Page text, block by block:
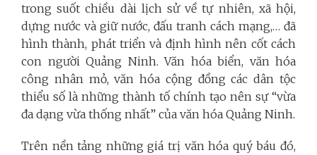
trong suốt chiều dài lịch sử về tự nhiên, xã hội,
dựng nước và giữ nước, đấu tranh cách mạng,… đã
hình thành, phát triển và định hình nên cốt cách
con người Quảng Ninh.Văn hóa biển, văn hóa
công nhân mỏ, văn hóa cộng đồng các dân tộc
thiểu số là những thành tố chính tạo nên sự “vừa
đa dạng vừa thống nhất” của văn hóa Quảng Ninh.
Trên nền tảng những giá trị văn hóa quý báu đó,